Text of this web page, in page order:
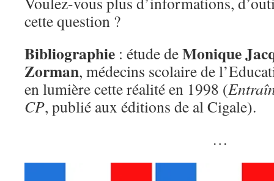
cette question ?
Bibliographie : étude deMonique
Zorman, médecins scolaire de
en lumière cette réalité en 1998 (
CP, publié aux éditions de al Cigale).
…